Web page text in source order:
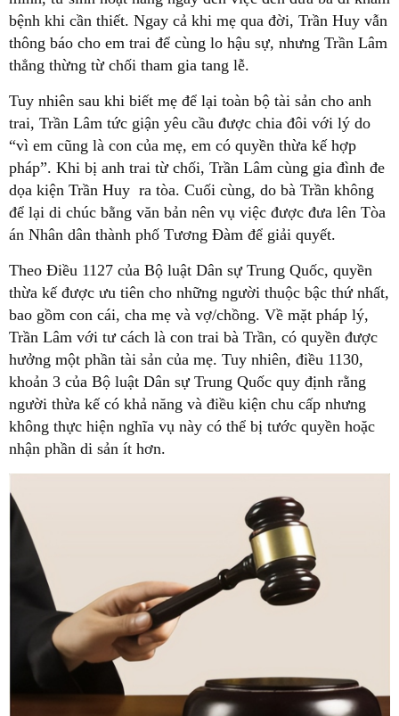
bệnh khi cần thiết. Ngay cả khi mẹ qua đời, Trần Huy vẫn
thông báo cho em trai để cùng lo hậu sự, nhưng Trần Lâm
thẳng thừng từ chối tham gia tang lễ.
Tuy nhiên sau khi biết mẹ để lại toàn bộ tài sản cho anh
trai, Trần Lâm tức giận yêu cầu được chia đôi với lý do
“vì em cũng là con của mẹ, em có quyền thừa kế hợp
pháp”. Khi bị anh trai từ chối, Trần Lâm cùng gia đình đe
dọa kiện Trần Huy ra tòa. Cuối cùng, do bà Trần không
để lại di chúc bằng văn bản nên vụ việc được đưa lên Tòa
án Nhân dân thành phố Tương Đàm để giải quyết.
Theo Điều 1127 của Bộ luật Dân sự Trung Quốc, quyền
thừa kế được ưu tiên cho những người thuộc bậc thứ nhất,
bao gồm con cái, cha mẹ và vợ/chồng. Về mặt pháp lý,
Trần Lâm với tư cách là con trai bà Trần, có quyền được
hưởng một phần tài sản của mẹ. Tuy nhiên, điều 1130,
khoản 3 của Bộ luật Dân sự Trung Quốc quy định rằng
người thừa kế có khả năng và điều kiện chu cấp nhưng
không thực hiện nghĩa vụ này có thể bị tước quyền hoặc
nhận phần di sản ít hơn.